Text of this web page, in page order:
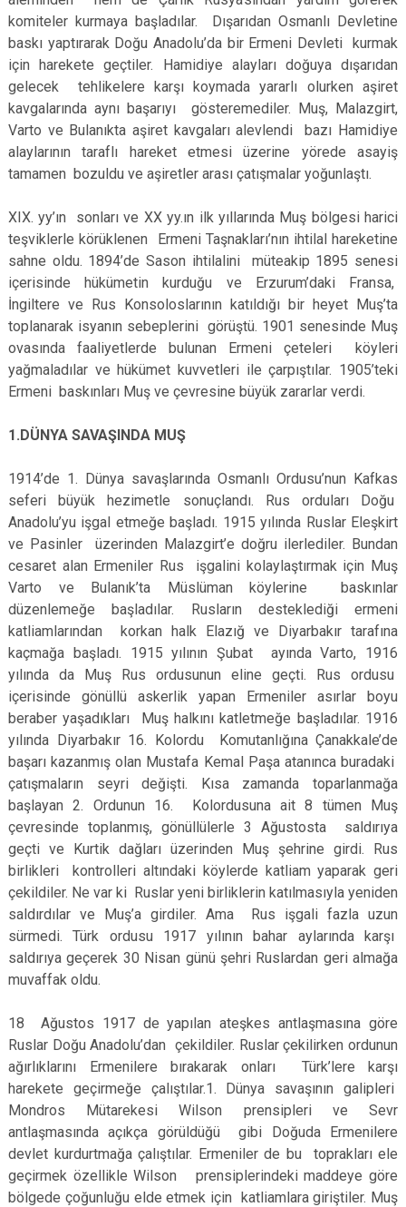
komiteler kurmaya başladılar. Dışarıdan Osmanlı Devletine
baskı yaptırarak Doğu Anadolu’da bir Ermeni Devleti kurmak
için harekete geçtiler. Hamidiye alayları doğuya dışarıdan
gelecek tehlikelere karşı koymada yararlı olurken aşiret
kavgalarında aynı başarıyı gösteremediler. Muş, Malazgirt,
Varto ve Bulanıkta aşiret kavgaları alevlendi bazı Hamidiye
alaylarının taraflı hareket etmesi üzerine yörede asayiş
tamamen bozuldu ve aşiretler arası çatışmalar yoğunlaştı.
XIX. yy’ın sonları ve XX yy.ın ilk yıllarında Muş bölgesi harici
teşviklerle körüklenen Ermeni Taşnakları’nın ihtilal hareketine
sahne oldu. 1894’de Sason ihtilalini müteakip 1895 senesi
içerisinde hükümetin kurduğu ve Erzurum’daki Fransa,
İngiltere ve Rus Konsoloslarının katıldığı bir heyet Muş’ta
toplanarak isyanın sebeplerini görüştü. 1901 senesinde Muş
ovasında faaliyetlerde bulunan Ermeni çeteleri köyleri
yağmaladılar ve hükümet kuvvetleri ile çarpıştılar. 1905’teki
Ermeni baskınları Muş ve çevresine büyük zararlar verdi.
1.DÜNYA SAVAŞINDA MUŞ
1914’de 1. Dünya savaşlarında Osmanlı Ordusu’nun Kafkas
seferi büyük hezimetle sonuçlandı. Rus orduları Doğu
Anadolu’yu işgal etmeğe başladı. 1915 yılında Ruslar Eleşkirt
ve Pasinler üzerinden Malazgirt’e doğru ilerlediler. Bundan
cesaret alan Ermeniler Rus işgalini kolaylaştırmak için Muş
Varto ve Bulanık’ta Müslüman köylerine baskınlar
düzenlemeğe başladılar. Rusların desteklediği ermeni
katliamlarından korkan halk Elazığ ve Diyarbakır tarafına
kaçmağa başladı. 1915 yılının Şubat ayında Varto, 1916
yılında da Muş Rus ordusunun eline geçti. Rus ordusu
içerisinde gönüllü askerlik yapan Ermeniler asırlar boyu
beraber yaşadıkları Muş halkını katletmeğe başladılar. 1916
yılında Diyarbakır 16. Kolordu Komutanlığına Çanakkale’de
başarı kazanmış olan Mustafa Kemal Paşa atanınca buradaki
çatışmaların seyri değişti. Kısa zamanda toparlanmağa
başlayan 2. Ordunun 16. Kolordusuna ait 8 tümen Muş
çevresinde toplanmış, gönüllülerle 3 Ağustosta saldırıya
geçti ve Kurtik dağları üzerinden Muş şehrine girdi. Rus
birlikleri kontrolleri altındaki köylerde katliam yaparak geri
çekildiler. Ne var ki Ruslar yeni birliklerin katılmasıyla yeniden
saldırdılar ve Muş’a girdiler. Ama Rus işgali fazla uzun
sürmedi. Türk ordusu 1917 yılının bahar aylarında karşı
saldırıya geçerek 30 Nisan günü şehri Ruslardan geri almağa
muvaffak oldu.
18 Ağustos 1917 de yapılan ateşkes antlaşmasına göre
Ruslar Doğu Anadolu’dan çekildiler. Ruslar çekilirken ordunun
ağırlıklarını Ermenilere bırakarak onları Türk’lere karşı
harekete geçirmeğe çalıştılar.1. Dünya savaşının galipleri
Mondros Mütarekesi Wilson prensipleri ve Sevr
antlaşmasında açıkça görüldüğü gibi Doğuda Ermenilere
devlet kurdurtmağa çalıştılar. Ermeniler de bu toprakları ele
geçirmek özellikle Wilson prensiplerindeki maddeye göre
bölgede çoğunluğu elde etmek için katliamlara giriştiler. Muş